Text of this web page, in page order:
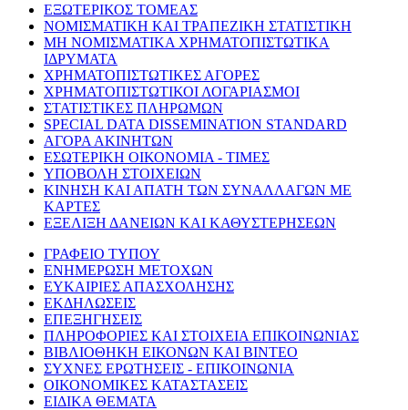
ΕΞΩΤΕΡΙΚΟΣ ΤΟΜΕΑΣ
ΝΟΜΙΣΜΑΤΙΚΗ ΚΑΙ ΤΡΑΠΕΖΙΚΗ ΣΤΑΤΙΣΤΙΚΗ
ΜΗ ΝΟΜΙΣΜΑΤΙΚΑ ΧΡΗΜΑΤΟΠΙΣΤΩΤΙΚΑ
ΙΔΡΥΜΑΤΑ
ΧΡΗΜΑΤΟΠΙΣΤΩΤΙΚΕΣ ΑΓΟΡΕΣ
ΧΡΗΜΑΤΟΠΙΣΤΩΤΙΚΟΙ ΛΟΓΑΡΙΑΣΜΟΙ
ΣΤΑΤΙΣΤΙΚΕΣ ΠΛΗΡΩΜΩΝ
SPECIAL DATA DISSEMINATION STANDARD
ΑΓΟΡΑ ΑΚΙΝΗΤΩΝ
ΕΣΩΤΕΡΙΚΗ ΟΙΚΟΝΟΜΙΑ - ΤΙΜΕΣ
ΥΠΟΒΟΛΗ ΣΤΟΙΧΕΙΩΝ
ΚΙΝΗΣΗ ΚΑΙ ΑΠΑΤΗ ΤΩΝ ΣΥΝΑΛΛΑΓΩΝ ΜΕ
ΚΑΡΤΕΣ
ΕΞΕΛΙΞΗ ΔΑΝΕΙΩΝ ΚΑΙ ΚΑΘΥΣΤΕΡΗΣΕΩΝ
ΓΡΑΦΕΙΟ ΤΥΠΟΥ
ΕΝΗΜΕΡΩΣΗ ΜΕΤΟΧΩΝ
ΕΥΚΑΙΡΙΕΣ ΑΠΑΣΧΟΛΗΣΗΣ
ΕΚΔΗΛΩΣΕΙΣ
ΕΠΕΞΗΓΗΣΕΙΣ
ΠΛΗΡΟΦΟΡΙΕΣ ΚΑΙ ΣΤΟΙΧΕΙΑ ΕΠΙΚΟΙΝΩΝΙΑΣ
ΒΙΒΛΙΟΘΗΚΗ ΕΙΚΟΝΩΝ ΚΑΙ ΒΙΝΤΕΟ
ΣΥΧΝΕΣ ΕΡΩΤΗΣΕΙΣ - ΕΠΙΚΟΙΝΩΝΙΑ
ΟΙΚΟΝΟΜΙΚΕΣ ΚΑΤΑΣΤΑΣΕΙΣ
ΕΙΔΙΚΑ ΘΕΜΑΤΑ